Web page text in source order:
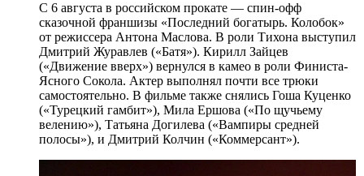
С 6 августа в российском прокате — спин-офф
сказочной франшизы «Последний богатырь. Колобок»
от режиссера Антона Маслова. В роли Тихона выступил
Дмитрий Журавлев («Батя»). Кирилл Зайцев
(«Движение вверх») вернулся в камео в роли Финиста-
Ясного Сокола. Актер выполнял почти все трюки
самостоятельно. В фильме также снялись Гоша Куценко
(«Турецкий гамбит»), Мила Ершова («По щучьему
велению»), Татьяна Догилева («Вампиры средней
полосы»), и Дмитрий Колчин («Коммерсант»).